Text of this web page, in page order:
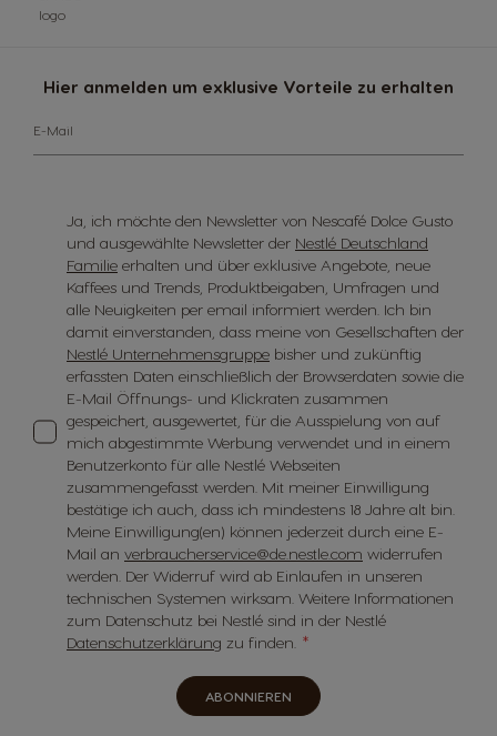
Hier anmelden um exklusive Vorteile zu erhalten
E-Mail
Ja, ich möchte den Newsletter von Nescafé Dolce Gusto
und ausgewählte Newsletter der Nestlé Deutschland
Familie erhalten und über exklusive Angebote, neue
Kaffees und Trends, Produktbeigaben, Umfragen und
alle Neuigkeiten per email informiert werden. Ich bin
damit einverstanden, dass meine von Gesellschaften der
Nestlé Unternehmensgruppe bisher und zukünftig
erfassten Daten einschließlich der Browserdaten sowie die
E-Mail Öffnungs- und Klickraten zusammen
gespeichert, ausgewertet, für die Ausspielung von auf
mich abgestimmte Werbung verwendet und in einem
Benutzerkonto für alle Nestlé Webseiten
zusammengefasst werden. Mit meiner Einwilligung
bestätige ich auch, dass ich mindestens 18 Jahre alt bin.
Meine Einwilligung(en) können jederzeit durch eine E-
Mail an verbraucherservice@de.nestle.com widerrufen
werden. Der Widerruf wird ab Einlaufen in unseren
technischen Systemen wirksam. Weitere Informationen
zum Datenschutz bei Nestlé sind in der Nestlé
Datenschutzerklärung zu finden.
ABONNIEREN